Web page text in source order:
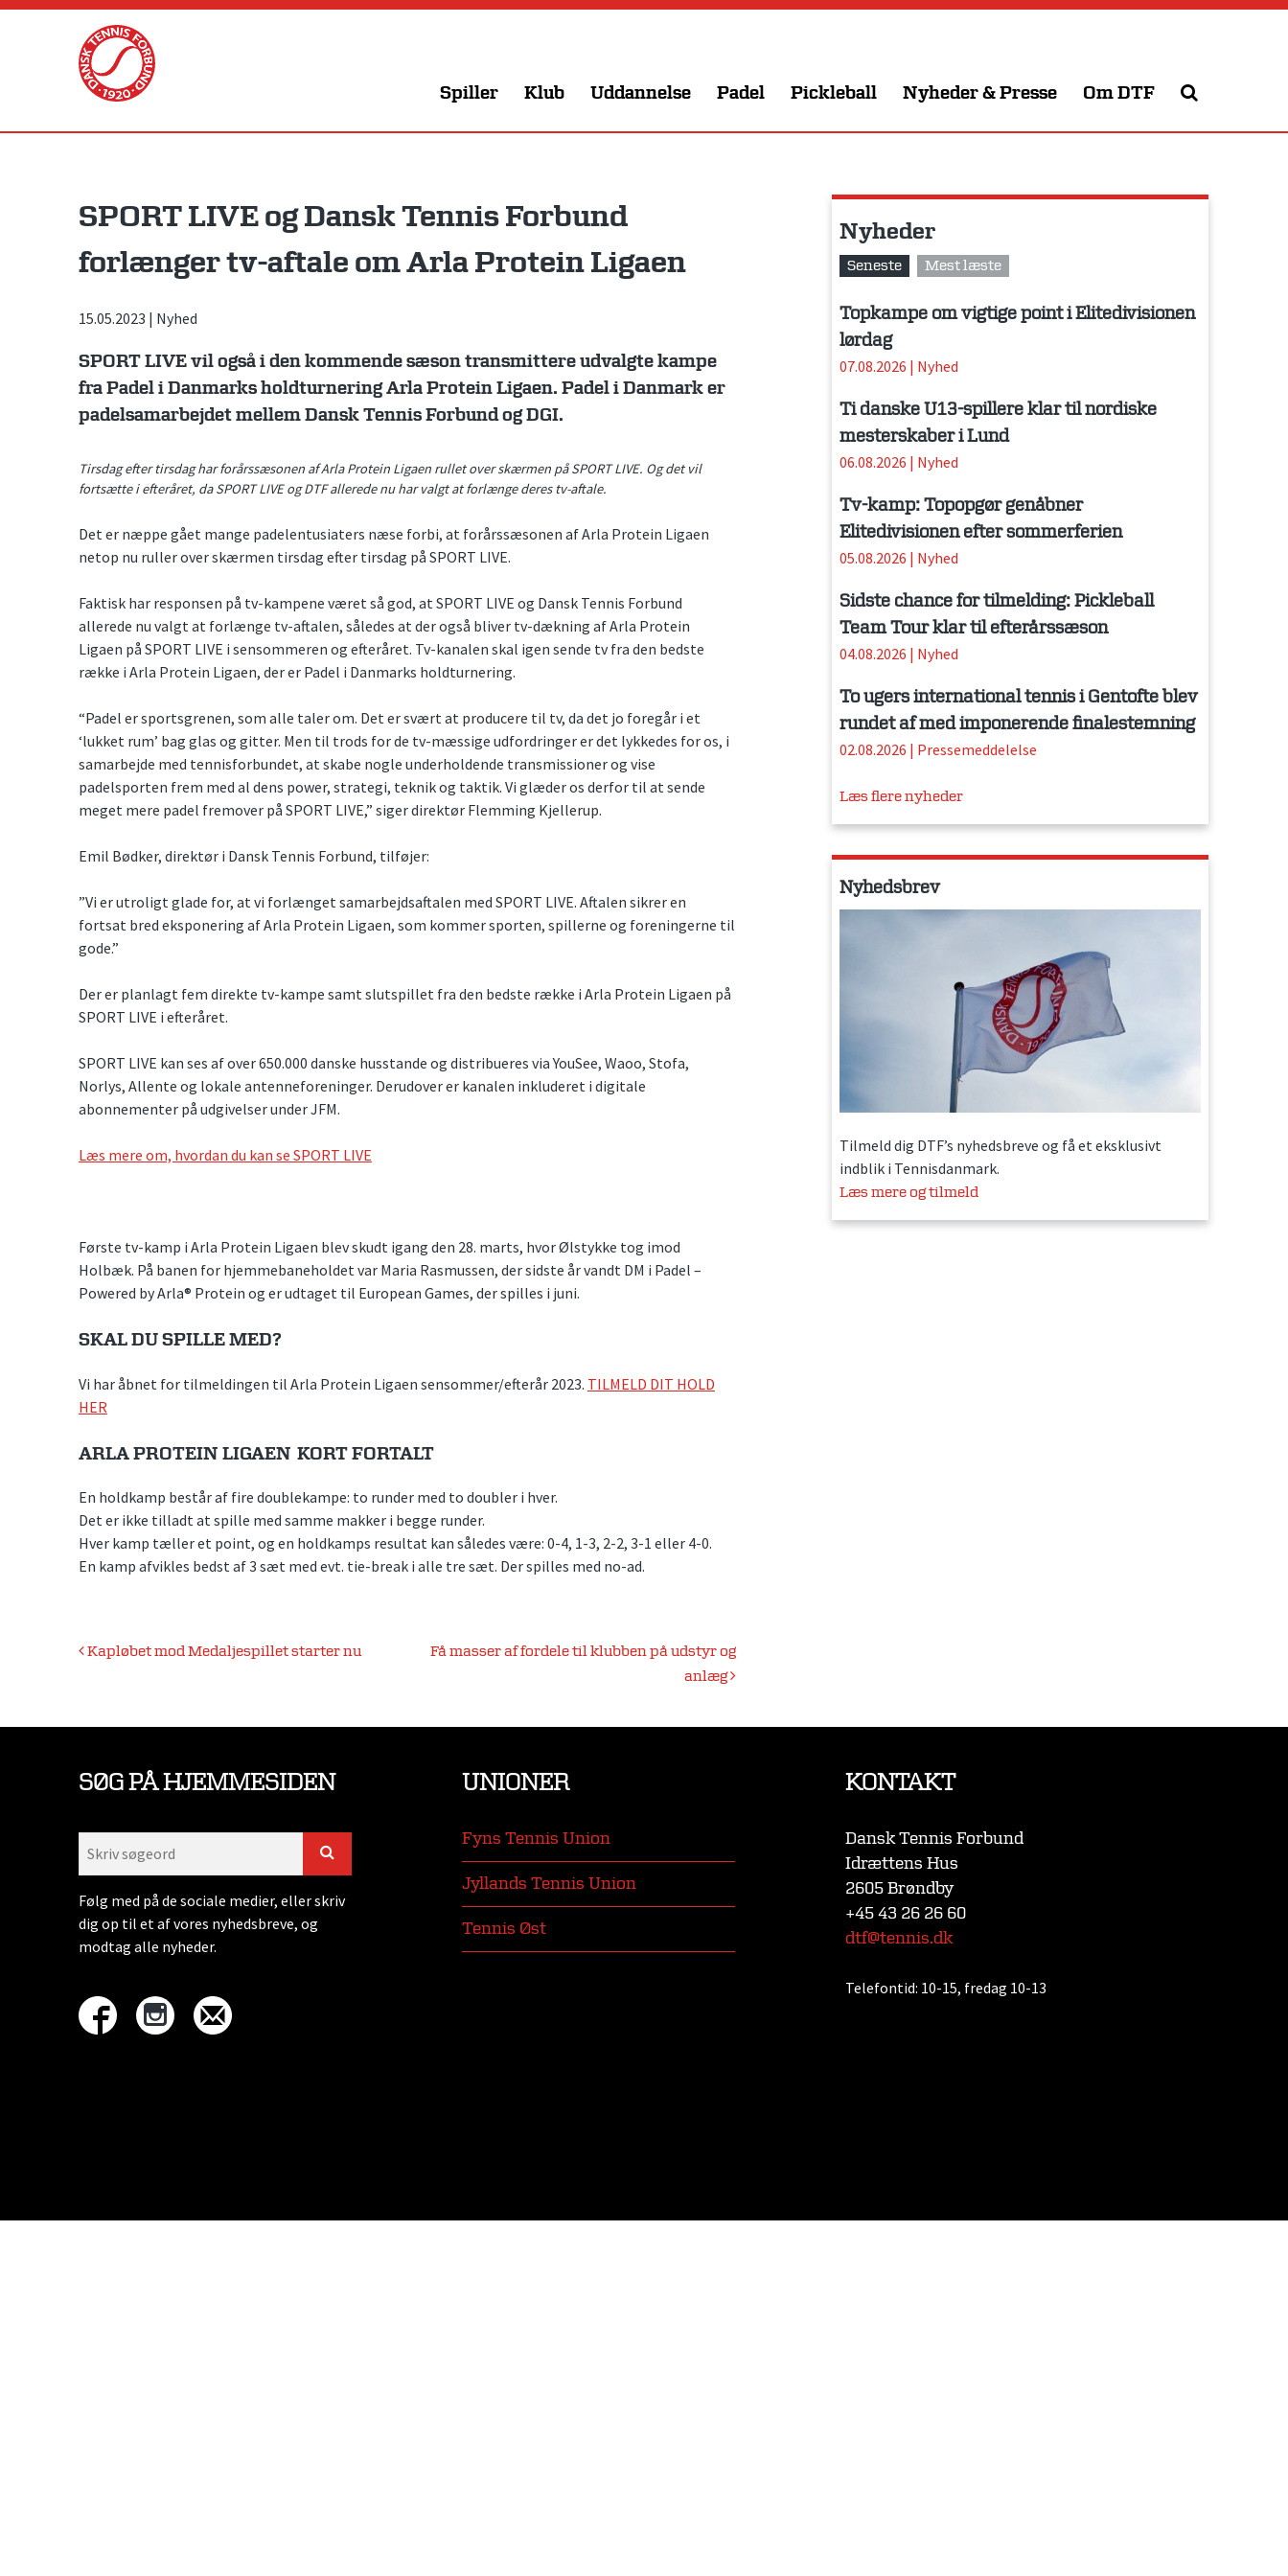
Skip
Spiller Klub Uddannelse Padel Pickleball Nyheder & Presse Om DTF
SPORT LIVE og Dansk Tennis Forbund
forlænger tv-aftale om Arla Protein Ligaen
15.05.2023 | Nyhed
SPORT LIVE vil også i den kommende sæson transmittere udvalgte kampe
fra Padel i Danmarks holdturnering Arla Protein Ligaen. Padel i Danmark er
padelsamarbejdet mellem Dansk Tennis Forbund og DGI.
Tirsdag efter tirsdag har forårssæsonen af Arla Protein Ligaen rullet over skærmen på SPORT LIVE. Og det vil
fortsætte i efteråret, da SPORT LIVE og DTF allerede nu har valgt at forlænge deres tv-aftale.
Det er næppe gået mange padelentusiaters næse forbi, at forårssæsonen af Arla Protein Ligaen
netop nu ruller over skærmen tirsdag efter tirsdag på SPORT LIVE.
Faktisk har responsen på tv-kampene været så god, at SPORT LIVE og Dansk Tennis Forbund
allerede nu valgt at forlænge tv-aftalen, således at der også bliver tv-dækning af Arla Protein
Ligaen på SPORT LIVE i sensommeren og efteråret. Tv-kanalen skal igen sende tv fra den bedste
række i Arla Protein Ligaen, der er Padel i Danmarks holdturnering.
“Padel er sportsgrenen, som alle taler om. Det er svært at producere til tv, da det jo foregår i et
‘lukket rum’ bag glas og gitter. Men til trods for de tv-mæssige udfordringer er det lykkedes for os, i
samarbejde med tennisforbundet, at skabe nogle underholdende transmissioner og vise
padelsporten frem med al dens power, strategi, teknik og taktik. Vi glæder os derfor til at sende
meget mere padel fremover på SPORT LIVE,” siger direktør Flemming Kjellerup.
Emil Bødker, direktør i Dansk Tennis Forbund, tilføjer:
”Vi er utroligt glade for, at vi forlænget samarbejdsaftalen med SPORT LIVE. Aftalen sikrer en
fortsat bred eksponering af Arla Protein Ligaen, som kommer sporten, spillerne og foreningerne til
gode.”
Der er planlagt fem direkte tv-kampe samt slutspillet fra den bedste række i Arla Protein Ligaen på
SPORT LIVE i efteråret.
SPORT LIVE kan ses af over 650.000 danske husstande og distribueres via YouSee, Waoo, Stofa,
Norlys, Allente og lokale antenneforeninger. Derudover er kanalen inkluderet i digitale
abonnementer på udgivelser under JFM.
Læs mere om, hvordan du kan se SPORT LIVE
Første tv-kamp i Arla Protein Ligaen blev skudt igang den 28. marts, hvor Ølstykke tog imod
Holbæk. På banen for hjemmebaneholdet var Maria Rasmussen, der sidste år vandt DM i Padel –
Powered by Arla® Protein og er udtaget til European Games, der spilles i juni.
SKAL DU SPILLE MED?
Vi har åbnet for tilmeldingen til Arla Protein Ligaen sensommer/efterår 2023. TILMELD DIT HOLD
HER
ARLA PROTEIN LIGAEN KORT FORTALT
En holdkamp består af fire doublekampe: to runder med to doubler i hver.
Det er ikke tilladt at spille med samme makker i begge runder.
Hver kamp tæller et point, og en holdkamps resultat kan således være: 0-4, 1-3, 2-2, 3-1 eller 4-0.
En kamp afvikles bedst af 3 sæt med evt. tie-break i alle tre sæt. Der spilles med no-ad.
Indlægsnavigation
Kapløbet mod Medaljespillet starter nu
Få masser af fordele til klubben på udstyr og
anlæg
Nyheder
Seneste Mest læste
Topkampe om vigtige point i Elitedivisionen
lørdag
07.08.2026 | Nyhed
Ti danske U13-spillere klar til nordiske
mesterskaber i Lund
06.08.2026 | Nyhed
Tv-kamp: Topopgør genåbner
Elitedivisionen efter sommerferien
05.08.2026 | Nyhed
Sidste chance for tilmelding: Pickleball
Team Tour klar til efterårssæson
04.08.2026 | Nyhed
To ugers international tennis i Gentofte blev
rundet af med imponerende finalestemning
02.08.2026 | Pressemeddelelse
Læs flere nyheder
Nyhedsbrev
Tilmeld dig DTF’s nyhedsbreve og få et eksklusivt
indblik i Tennisdanmark.
Læs mere og tilmeld
SØG PÅ HJEMMESIDEN
Følg med på de sociale medier, eller skriv
dig op til et af vores nyhedsbreve, og
modtag alle nyheder.
UNIONER
Fyns Tennis Union
Jyllands Tennis Union
Tennis Øst
KONTAKT
Dansk Tennis Forbund
Idrættens Hus
2605 Brøndby
+45 43 26 26 60
dtf@tennis.dk
Telefontid: 10-15, fredag 10-13